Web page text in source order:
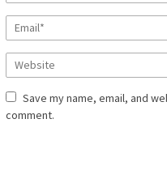
Save my name, email, and
comment.